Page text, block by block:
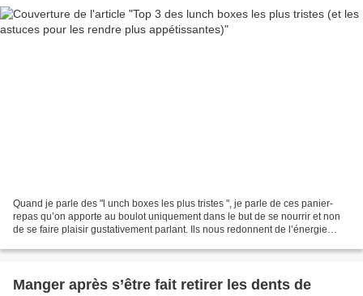
Quand je parle des "l unch boxes les plus tristes ", je parle de ces panier-
repas qu’on apporte au boulot uniquement dans le but de se nourrir et non
de se faire plaisir gustativement parlant. Ils nous redonnent de l’énergie
Manger après s’être fait retirer les dents de